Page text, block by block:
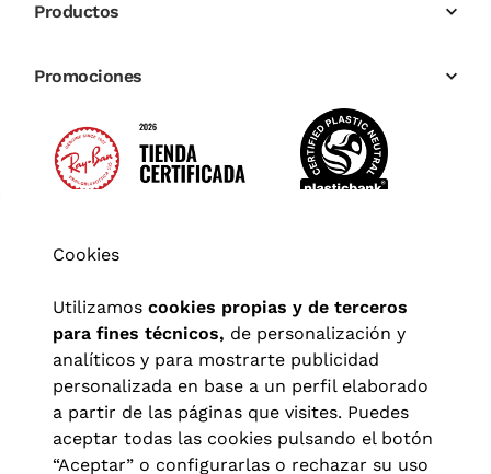
Productos
Promociones
Cookies
Utilizamos cookies propias y de terceros
para fines técnicos, de personalización y
analíticos y para mostrarte publicidad
personalizada en base a un perfil elaborado
a partir de las páginas que visites. Puedes
aceptar todas las cookies pulsando el botón
“Aceptar” o configurarlas o rechazar su uso